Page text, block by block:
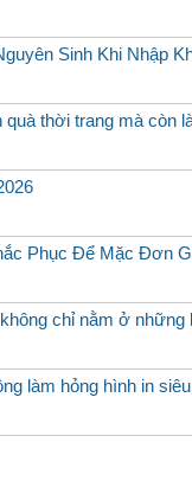
Sinh Khi Nhập
quà thời trang mà
Phục Để Mặc Đơn
chỉ nằm ở
làm hỏng hình in